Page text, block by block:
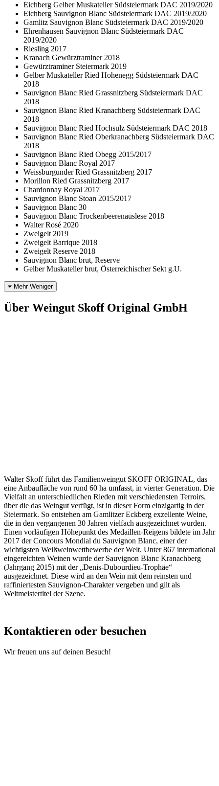
Eichberg Gelber Muskateller Südsteiermark DAC 2019/2020
Eichberg Sauvignon Blanc Südsteiermark DAC 2019/2020
Gamlitz Sauvignon Blanc Südsteiermark DAC 2019/2020
Ehrenhausen Sauvignon Blanc Südsteiermark DAC
2019/2020
Riesling 2017
Kranach Gewürztraminer 2018
Gewürztraminer Steiermark 2019
Gelber Muskateller Ried Hohenegg Südsteiermark DAC
2018
Sauvignon Blanc Ried Grassnitzberg Südsteiermark DAC
2018
Sauvignon Blanc Ried Kranachberg Südsteiermark DAC
2018
Sauvignon Blanc Ried Hochsulz Südsteiermark DAC 2018
Sauvignon Blanc Ried Oberkranachberg Südsteiermark DAC
2018
Sauvignon Blanc Ried Obegg 2015/2017
Sauvignon Blanc Royal 2017
Weissburgunder Ried Grassnitzberg 2017
Morillon Ried Grassnitzberg 2017
Chardonnay Royal 2017
Sauvignon Blanc Stoan 2015/2017
Sauvignon Blanc 30
Sauvignon Blanc Trockenbeerenauslese 2018
Walter Rosé 2020
Zweigelt 2019
Zweigelt Barrique 2018
Zweigelt Reserve 2018
Sauvignon Blanc brut, Reserve
Gelber Muskateller brut, Österreichischer Sekt g.U.
Mehr Weniger
Über Weingut Skoff Original GmbH
Walter Skoff führt das Familienweingut SKOFF ORIGINAL, das
eine Anbaufläche von rund 60 ha umfasst, in vierter Generation. Die
Vielfalt an unterschiedlichen Rieden mit verschiedensten Terroirs,
über die das Weingut verfügt, ist in dieser Form einzigartig in der
Steiermark. So entstehen am Gamlitzer Eckberg exzellente Weine,
die in den vergangenen 30 Jahren vielfach ausgezeichnet wurden.
Einen vorläufigen Höhepunkt des Medaillen-Reigens bildete im Jahr
2017 der Concours Mondial du Sauvignon Blanc, einer der
wichtigsten Weißweinwettbewerbe der Welt. Unter 867 international
eingereichten Weinen wurde der Sauvignon Blanc Kranachberg
(Jahrgang 2015) mit der „Denis-Dubourdieu-Trophäe“
ausgezeichnet. Diese wird an den Wein mit dem reinsten und
raffiniertesten Sauvignon-Charakter vergeben und gilt als
Weltmeistertitel der Szene.
Kontaktieren oder besuchen
Wir freuen uns auf deinen Besuch!